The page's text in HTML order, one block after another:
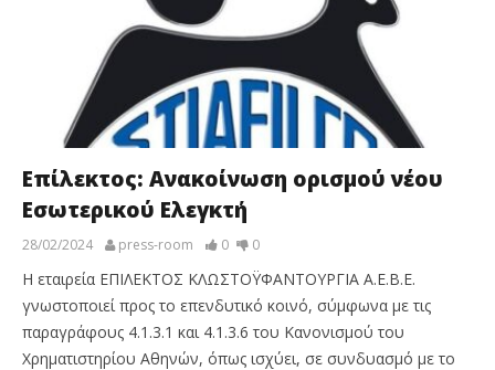
Επίλεκτος: Ανακοίνωση ορισμού νέου
Εσωτερικού Ελεγκτή
28/02/2024 press-room 0 0
Η εταιρεία ΕΠΙΛΕΚΤΟΣ ΚΛΩΣΤΟΫΦΑΝΤΟΥΡΓΙΑ Α.Ε.Β.Ε.
γνωστοποιεί προς το επενδυτικό κοινό, σύμφωνα με τις
παραγράφους 4.1.3.1 και 4.1.3.6 του Κανονισμού του
Χρηματιστηρίου Αθηνών, όπως ισχύει, σε συνδυασμό με το